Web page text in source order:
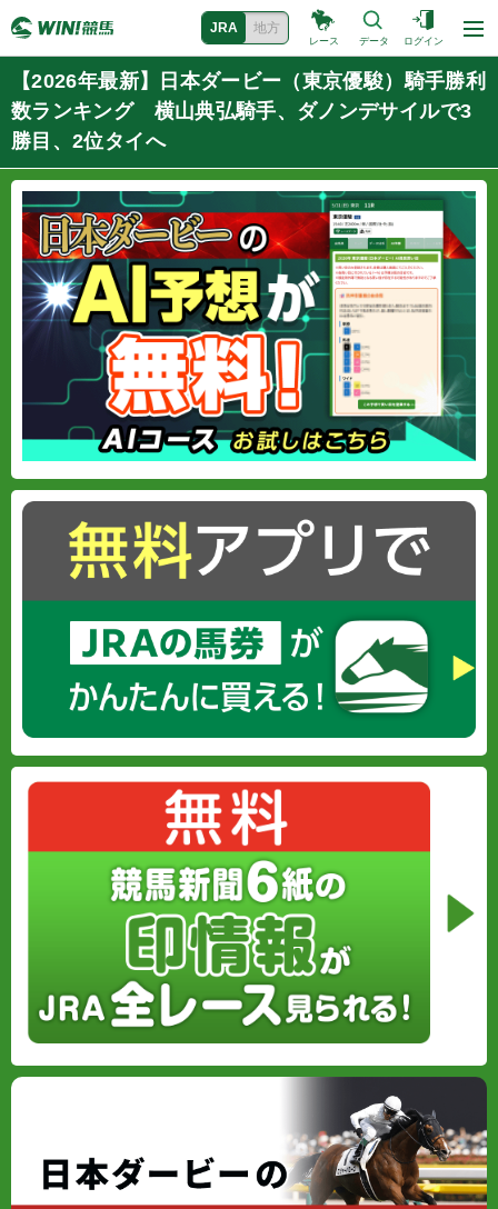
JRA 地方
レース データ ログイン
【2026年最新】日本ダービー（東京優駿）騎手勝利
数ランキング 横山典弘騎手、ダノンデサイルで3
勝目、2位タイへ